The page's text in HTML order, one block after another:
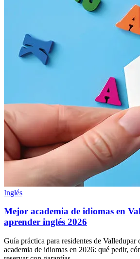
Inglés
Mejor academia de idiomas en
aprender inglés 2026
Guía práctica para residentes de Valledupar
academia de idiomas en 2026: qué pedir,